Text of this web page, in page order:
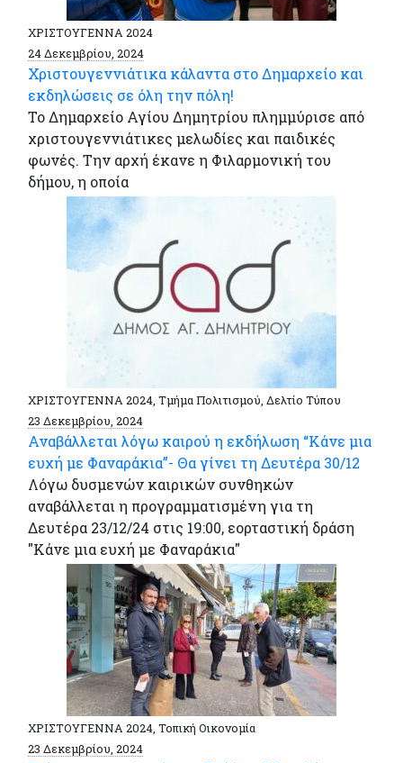
ΧΡΙΣΤΟΥΓΕΝΝΑ 2024
24 Δεκεμβρίου, 2024
Χριστουγεννιάτικα κάλαντα στο Δημαρχείο και
εκδηλώσεις σε όλη την πόλη!
Το Δημαρχείο Αγίου Δημητρίου πλημμύρισε από
χριστουγεννιάτικες μελωδίες και παιδικές
φωνές. Την αρχή έκανε η Φιλαρμονική του
δήμου, η οποία
ΧΡΙΣΤΟΥΓΕΝΝΑ 2024, Τμήμα Πολιτισμού, Δελτίο Τύπου
23 Δεκεμβρίου, 2024
Αναβάλλεται λόγω καιρού η εκδήλωση “Κάνε μια
ευχή με Φαναράκια”- Θα γίνει τη Δευτέρα 30/12
Λόγω δυσμενών καιρικών συνθηκών
αναβάλλεται η προγραμματισμένη για τη
Δευτέρα 23/12/24 στις 19:00, εορταστική δράση
"Κάνε μια ευχή με Φαναράκια"
ΧΡΙΣΤΟΥΓΕΝΝΑ 2024, Τοπική Οικονομία
23 Δεκεμβρίου, 2024